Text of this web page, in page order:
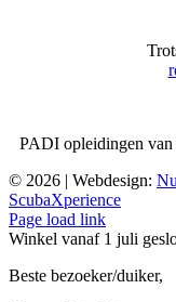
PADI opleidingen van
© 2026 | Webdesign:
ScubaXperience
Facebook
X
YouTube
Google
Reviews
Page load link
Winkel vanaf 1 juli
Beste bezoeker/duiker,